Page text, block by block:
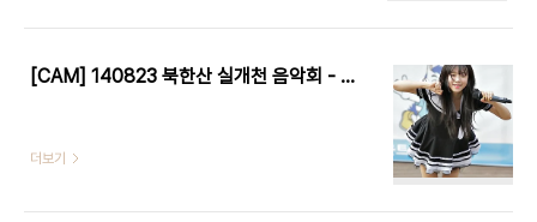
[CAM] 140823 북한산 실개천 음악회 - 프리츠 by W
더보기